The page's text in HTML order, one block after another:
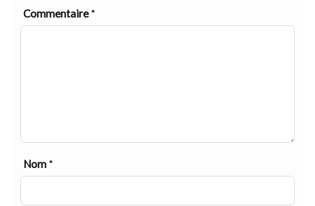
Commentaire*
Nom *